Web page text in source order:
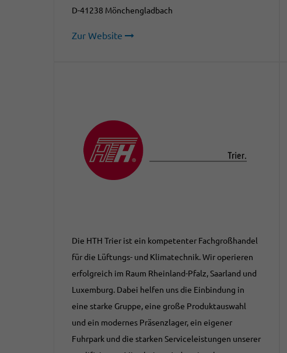
D-41238 Mönchengladbach
Zur Website
Die HTH Trier ist ein kompetenter Fachgroßhandel
für die Lüftungs- und Klimatechnik. Wir operieren
erfolgreich im Raum Rheinland-Pfalz, Saarland und
Luxemburg. Dabei helfen uns die Einbindung in
eine starke Gruppe, eine große Produktauswahl
und ein modernes Präsenzlager, ein eigener
Fuhrpark und die starken Serviceleistungen unserer